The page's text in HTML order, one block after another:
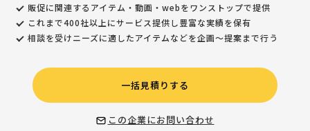
販促に関連するアイテム・動画・webをワンストップで提供
これまで400社以上にサービス提供し豊富な実績を保有
相談を受けニーズに適したアイテムなどを企画〜提案まで行う
一括見積りする
この企業にお問い合わせ